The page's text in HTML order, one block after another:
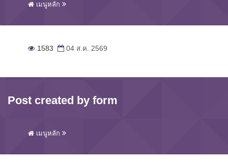
เมนูหลัก
1583 04 ส.ค. 2569
Post created by form
เมนูหลัก